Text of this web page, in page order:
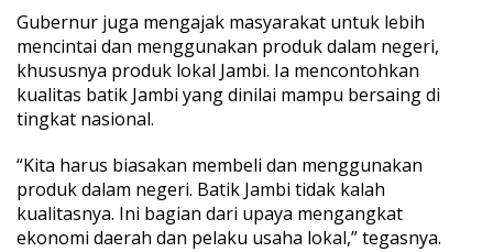
s
Gubernur juga mengajak masyarakat untuk lebih
mencintai dan menggunakan produk dalam negeri,
khususnya produk lokal Jambi. Ia mencontohkan
kualitas batik Jambi yang dinilai mampu bersaing di
tingkat nasional.
“Kita harus biasakan membeli dan menggunakan
produk dalam negeri. Batik Jambi tidak kalah
kualitasnya. Ini bagian dari upaya mengangkat
ekonomi daerah dan pelaku usaha lokal,” tegasnya.